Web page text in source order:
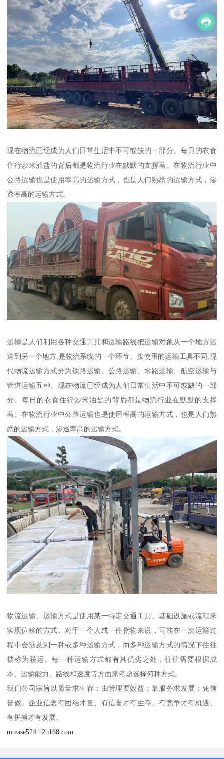
现在物流已经成为人们日常生活中不可或缺的一部分。每日的衣食
住行炒米油盐的背后都是物流行业在默默的支撑着。在物流行业中
公路运输也是使用率高的运输方式，也是人们熟悉的运输方式，渗
透率高的运输方式。
运输是人们利用各种交通工具和运输路线把运输对象从一个地方运
送到另一个地方,是物流系统的一个环节。按使用的运输工具不同,现
代物流运输方式分为铁路运输、公路运输、水路运输、航空运输与
管道运输五种。现在物流已经成为人们日常生活中不可或缺的一部
分。每日的衣食住行炒米油盐的背后都是物流行业在默默的支撑
着。在物流行业中公路运输也是使用率高的运输方式，也是人们熟
悉的运输方式，渗透率高的运输方式。
物流运输、运输方式是使用某一特定交通工具、基础设施或流程来
实现位移的方式。对于一个人或一件货物来说，可能在一次运输过
程中会涉及到一种或多种运输方式，而多种运输方式的情况下往往
被称为联运。每一种运输方式都有其优劣之处，往往需要根据成
本、运输能力、路线和速度等方面来考虑选择何种方式。
我们公司宗旨以质量求生存；由管理要效益；靠服务求发展；凭信
誉做。企业信念有团结才量、有信誉才有生存、有竞争才有机遇、
有拼搏才有发展。
m.ease524.b2b168.com